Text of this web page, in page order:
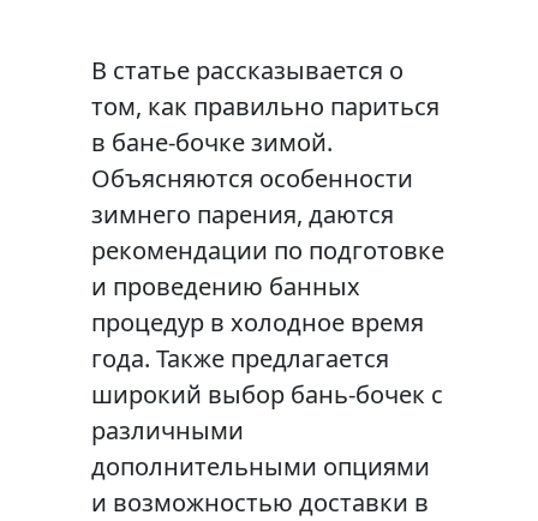
В статье рассказывается о
том, как правильно париться
в бане-бочке зимой.
Объясняются особенности
зимнего парения, даются
рекомендации по подготовке
и проведению банных
процедур в холодное время
года. Также предлагается
широкий выбор бань-бочек с
различными
дополнительными опциями
и возможностью доставки в